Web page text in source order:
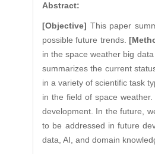
Abstract:
[Objective] This paper
possible future trends.
in the space weather big
summarizes the current
in a variety of scientific task
in the field of space weather.
development. In the future,
to be addressed in future
data, AI, and domain